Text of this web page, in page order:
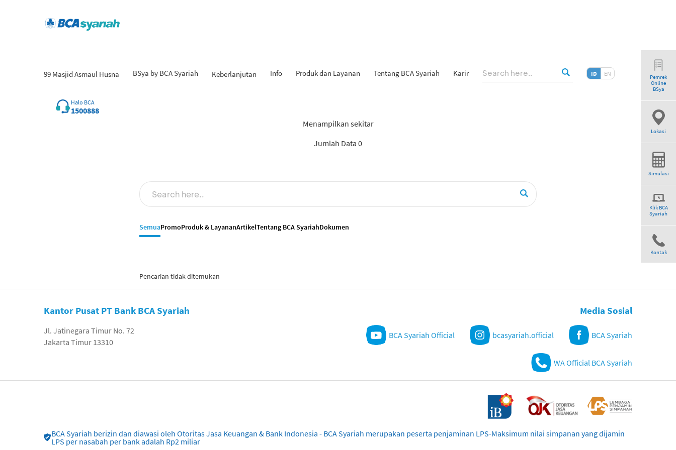
99 Masjid Asmaul Husna BSya by BCA Syariah Keberlanjutan Info Produk dan Layanan Tentang BCA Syariah Karir ID EN
Halo BCA
1500888
Pemrek
Online
BSya
Lokasi
Simulasi
Klik BCA
Syariah
Kontak
Share
Menampilkan sekitar
Jumlah Data 0
SemuaPromoProduk & LayananArtikelTentang BCA SyariahDokumen
Pencarian tidak ditemukan
Kantor Pusat PT Bank BCA Syariah
Jl. Jatinegara Timur No. 72
Jakarta Timur 13310
Media Sosial
BCA Syariah Official bcasyariah.official BCA Syariah
WA Official BCA Syariah
BCA Syariah berizin dan diawasi oleh Otoritas Jasa Keuangan & Bank Indonesia - BCA Syariah merupakan peserta penjaminan LPS-Maksimum nilai simpanan yang dijamin
LPS per nasabah per bank adalah Rp2 miliar